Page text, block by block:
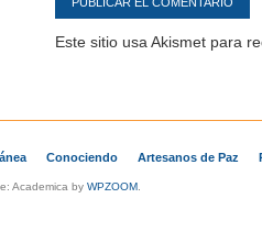
Este sitio usa Akismet para
Conociendo Artesanos de Paz
Academica by WPZOOM